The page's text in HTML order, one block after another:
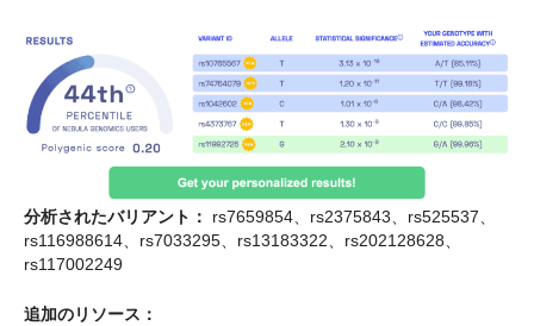
分析されたバリアント：
rs7659854、rs2375843、rs525537、
rs116988614、rs7033295、rs13183322、rs202128628、
rs117002249
追加のリソース：